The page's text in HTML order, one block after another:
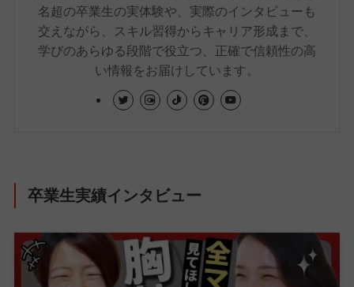
名超の卒業生の実体験や、実際のインタビューも
交えながら、スキル習得からキャリア形成まで、
学びのあらゆる段階で役立つ、正確で信頼性の高
い情報をお届けしています。
卒業生実績インタビュー